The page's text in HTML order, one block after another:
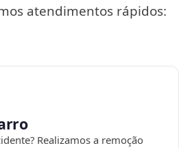
atendimentos rápidos:
Realizamos a remoção